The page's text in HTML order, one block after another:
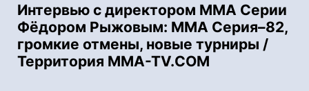
Интервью с директором ММА Серии
Фёдором Рыжовым: ММА Серия–82,
громкие отмены, новые турниры /
Территория MMA-TV.COM